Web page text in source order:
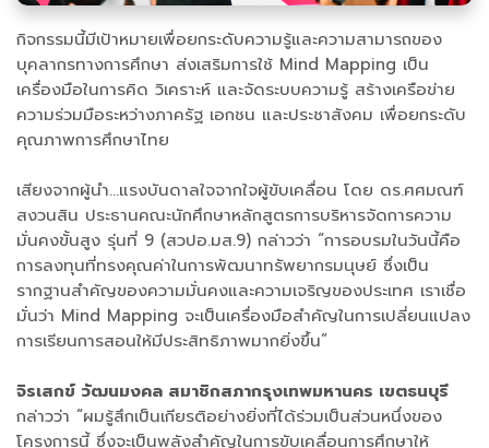
กิจกรรมนี้มีเป้าหมายเพื่อยกระดับความรู้และความสามารถของ
บุคลากรทางการศึกษา ส่งเสริมการใช้ Mind Mapping เป็น
เครื่องมือในการคิด วิเคราะห์ และจัดระบบความรู้ สร้างเครือข่าย
ความร่วมมือระหว่างภาครัฐ เอกชน และประชาสังคม เพื่อยกระดับ
คุณภาพการศึกษาไทย
เสียงจากผู้นำ...แรงบันดาลใจจากใจผู้ขับเคลื่อน โดย ดร.ศศมณฑ์
สงวนสิน ประธานคณะนักศึกษาหลักสูตรการบริหารจัดการความ
มั่นคงขั้นสูง รุ่นที่ 9 (สวปอ.มส.9) กล่าวว่า “การอบรมในวันนี้คือ
การลงทุนที่ทรงคุณค่าในการพัฒนาทรัพยากรมนุษย์ ซึ่งเป็น
รากฐานสำคัญของความมั่นคงและความเจริญของประเทศ เราเชื่อ
มั่นว่า Mind Mapping จะเป็นเครื่องมือสำคัญในการเปลี่ยนแปลง
การเรียนการสอนให้มีประสิทธิภาพมากยิ่งขึ้น”
จิรเสกข์ วัฒนมงคล สมาชิกสภากรุงเทพมหานคร เขตธนบุรี
กล่าวว่า “ผมรู้สึกเป็นเกียรติอย่างยิ่งที่ได้ร่วมเป็นส่วนหนึ่งของ
โครงการนี้ ซึ่งจะเป็นพลังสำคัญในการขับเคลื่อนการศึกษาให้